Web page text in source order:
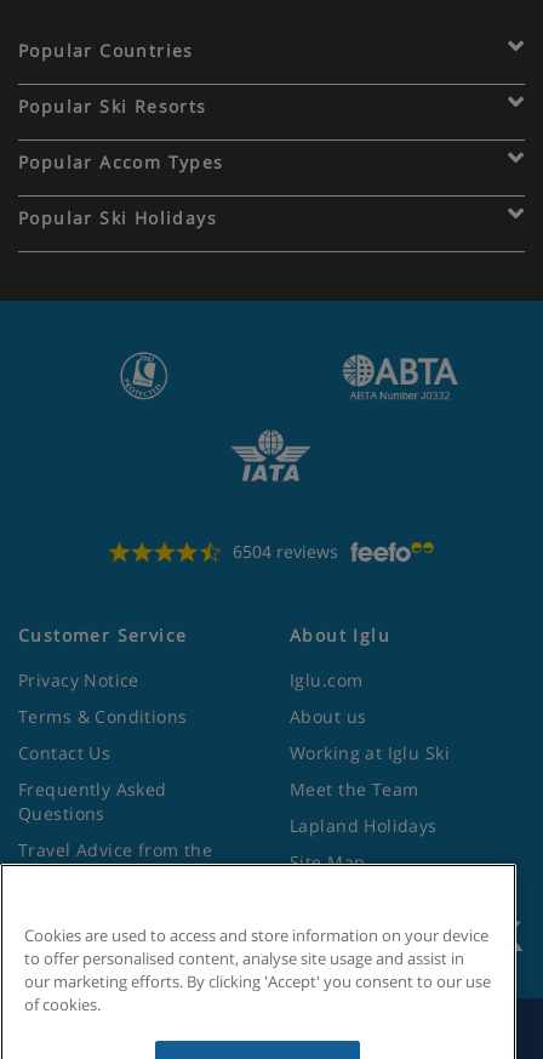
Popular Countries
Popular Ski Resorts
Popular Accom Types
Popular Ski Holidays
6504 reviews
Customer Service
Privacy Notice
Terms & Conditions
Contact Us
Frequently Asked
Questions
Travel Advice from the
About Iglu
Iglu.com
About us
Working at Iglu Ski
Meet the Team
Lapland Holidays
Site Map
Search by Holiday ID
Cookies are used to access and store information on your device
to offer personalised content, analyse site usage and assist in
our marketing efforts. By clicking 'Accept' you consent to our use
of cookies.